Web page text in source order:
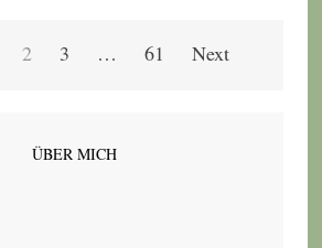
2 3 … 61 Next
ÜBER MICH